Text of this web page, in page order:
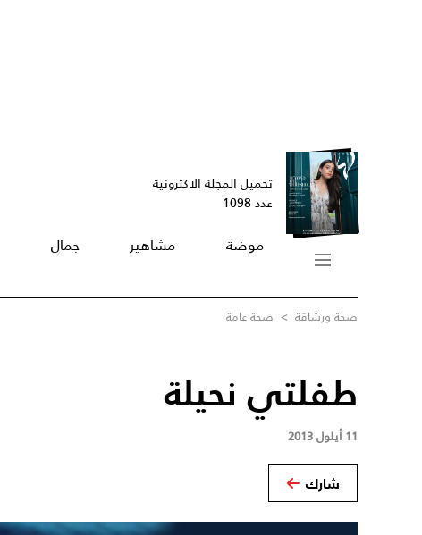
تحميل المجلة الاكترونية
عدد 1098
موضة مشاهير جمال
صحة ورشاقة > صحة عامة
طفلتي نحيلة
11 أيلول 2013
شارك